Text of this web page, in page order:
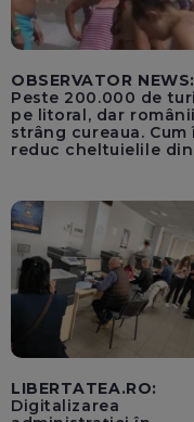
OBSERVATOR NEWS:
Peste 200.000 de
pe litoral, dar românii
strâng cureaua. Cum
reduc cheltuielile din
LIBERTATEA.RO:
Digitalizarea